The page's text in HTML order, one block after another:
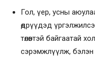
Гол, үер, усны
өдрүүдэд
төлөвтэй байгаатай
сэрэмжлүүлж, бэлэн